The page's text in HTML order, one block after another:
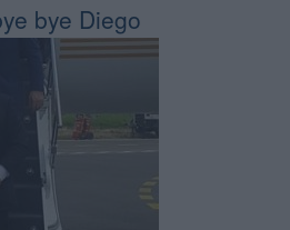
bye Diego